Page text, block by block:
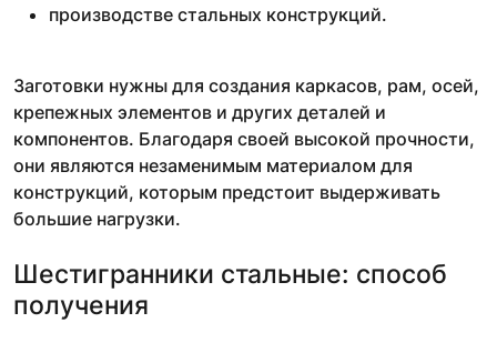
производстве стальных конструкций.
Заготовки нужны для создания каркасов, рам, осей,
крепежных элементов и других деталей и
компонентов. Благодаря своей высокой прочности,
они являются незаменимым материалом для
конструкций, которым предстоит выдерживать
большие нагрузки.
Шестигранники стальные: способ
получения